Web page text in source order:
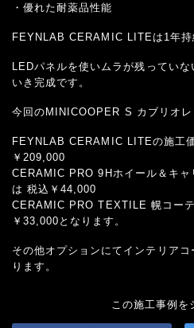
・優れた耐薬品性能
FEYNLAB CERAMIC LITEは1年持
LEDパネルを使いムラが残ってい
いき完成です。
今回のMINICOOPER S カブリオレ
FEYNLAB CERAMIC LITEの施工
￥209,000
CERAMIC PRO 9Hホイール＆キャ
は 税込￥44,000
CERAMIC PRO TEXTILE 幌コー
￥33,000となります。
その他オプションにてインテリア
ります。
この施工事例を